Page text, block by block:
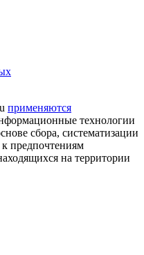
применяются
технологии
сбора, систематизации
предпочтениям
на территории